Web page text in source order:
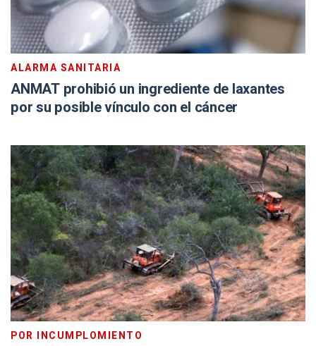
ALARMA SANITARIA
ANMAT prohibió un ingrediente de laxantes
por su posible vínculo con el cáncer
POR INCUMPLOMIENTO